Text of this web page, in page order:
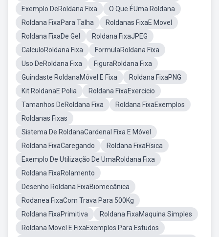
Exemplo DeRoldana Fixa
O Que ÉUma Roldana
Roldana FixaPara Talha
Roldanas FixaE Movel
Roldana FixaDe Gel
Roldana FixaJPEG
CalculoRoldana Fixa
FormulaRoldana Fixa
Uso DeRoldana Fixa
FiguraRoldana Fixa
Guindaste RoldanaMóvel E Fixa
Roldana FixaPNG
Kit RoldanaE Polia
Roldana FixaExercicio
Tamanhos DeRoldana Fixa
Roldana FixaExemplos
Roldanas Fixas
Sistema De RoldanaCardenal Fixa E Móvel
Roldana FixaCaregando
Roldana FixaFísica
Exemplo De Utilização De UmaRoldana Fixa
Roldana FixaRolamento
Desenho Roldana FixaBiomecânica
Rodanea FixaCom Trava Para 500Kg
Roldana FixaPrimitiva
Roldana FixaMaquina Simples
Roldana Movel E FixaExemplos Para Estudos